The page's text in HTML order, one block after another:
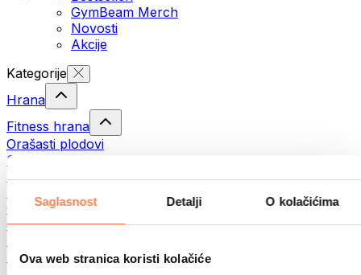
Saglasnost Detalji O kolačićima
Ova web stranica koristi kolačiće
GymBeam Merch
Novosti
Akcije
Kategorije
Hrana
Fitness hrana
Orašasti plodovi
Sjemenke
Namazi i paste
Gotovi obroci
Jaja
Meso